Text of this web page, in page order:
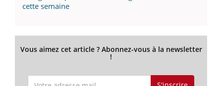
cette semaine
Vous aimez cet article ? Abonnez-vous à la newsletter
!